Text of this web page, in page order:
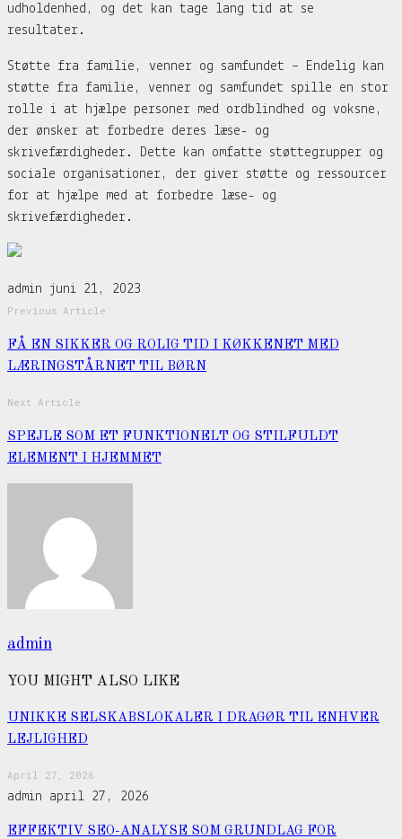
udholdenhed, og det kan tage lang tid at se
resultater.
Støtte fra familie, venner og samfundet – Endelig kan
støtte fra familie, venner og samfundet spille en stor
rolle i at hjælpe personer med ordblindhed og voksne,
der ønsker at forbedre deres læse- og
skrivefærdigheder. Dette kan omfatte støttegrupper og
sociale organisationer, der giver støtte og ressourcer
for at hjælpe med at forbedre læse- og
skrivefærdigheder.
admin juni 21, 2023
Previous Article
FÅ EN SIKKER OG ROLIG TID I KØKKENET MED
LÆRINGSTÅRNET TIL BØRN
Next Article
SPEJLE SOM ET FUNKTIONELT OG STILFULDT
ELEMENT I HJEMMET
admin
YOU MIGHT ALSO LIKE
UNIKKE SELSKABSLOKALER I DRAGØR TIL ENHVER
LEJLIGHED
April 27, 2026
admin april 27, 2026
EFFEKTIV SEO-ANALYSE SOM GRUNDLAG FOR